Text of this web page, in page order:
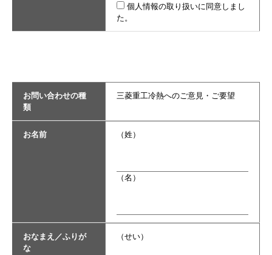
個人情報の取り扱いに同意しまし
た。
お問い合わせの種
類
三菱重工冷熱へのご意見・ご要望
お名前 （姓）
（名）
おなまえ／ふりが
な
（せい）